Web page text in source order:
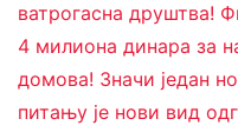
ватрогасна друштва!
4 милиона динара за
домова! Значи један
питању је нови вид